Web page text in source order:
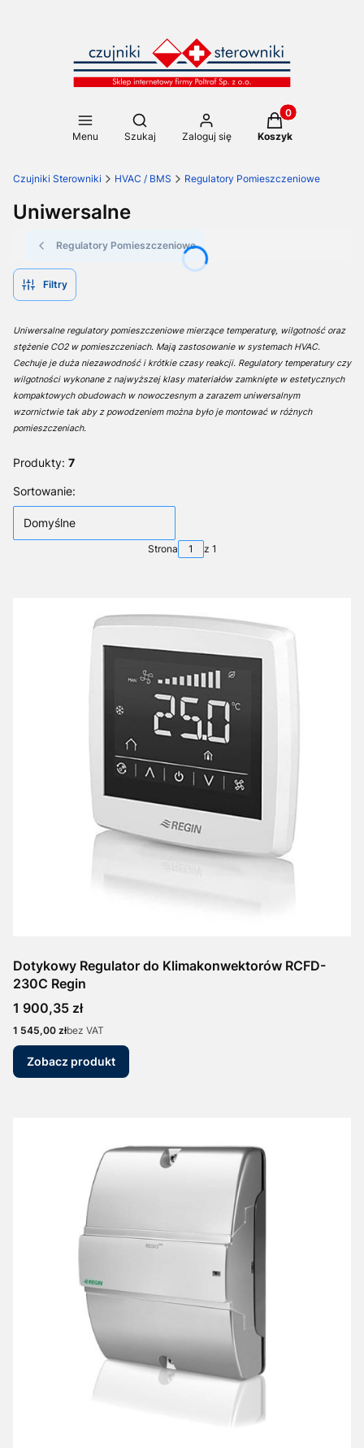
Menu
Otwórz wyszukiwarkę
Szukaj Zaloguj się
Produkty w
Koszyk
Czujniki Sterowniki HVAC / BMS Regulatory Pomieszczeniowe
Uniwersalne
Regulatory Pomieszczeniowe
Filtry
Uniwersalne regulatory pomieszczeniowe mierzące temperaturę, wilgotność oraz
stężenie CO2 w pomieszczeniach. Mają zastosowanie w systemach HVAC.
Cechuje je duża niezawodność i krótkie czasy reakcji. Regulatory temperatury czy
wilgotności wykonane z najwyższej klasy materiałów zamknięte w estetycznych
kompaktowych obudowach w nowoczesnym a zarazem uniwersalnym
wzornictwie tak aby z powodzeniem można było je montować w różnych
pomieszczeniach.
Produkty: 7
Lista produktów
Sortowanie:
Domyślne
Strona z 1
Dotykowy Regulator do Klimakonwektorów RCFD-
230C Regin
Cena
1 900,35 zł
Cena
1 545,00 złbez VAT
Zobacz produkt